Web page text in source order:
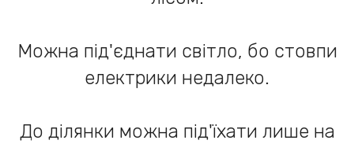
Можна під'єднати світло, бо стовпи
електрики недалеко.
До ділянки можна під'їхати лише на